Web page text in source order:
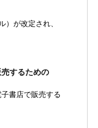
）が改定され、
売するための
書店で販売する